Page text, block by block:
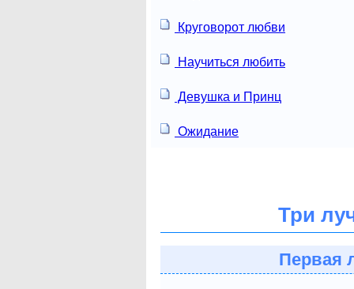
Круговорот любви
Научиться любить
Девушка и Принц
Ожидание
Три
Первая